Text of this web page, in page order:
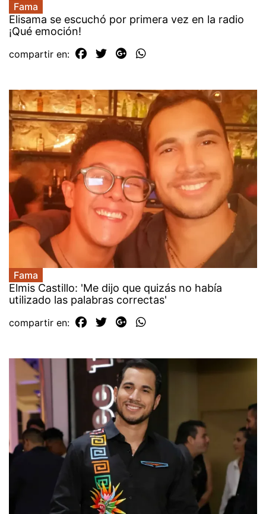
Fama
Elisama se escuchó por primera vez en la radio
¡Qué emoción!
compartir en:
Fama
Elmis Castillo: 'Me dijo que quizás no había
utilizado las palabras correctas'
compartir en: